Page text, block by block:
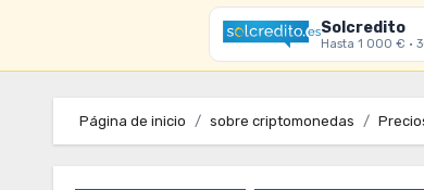
Solcredito
Hasta 1 000 € ·
Página de inicio sobre criptomonedas